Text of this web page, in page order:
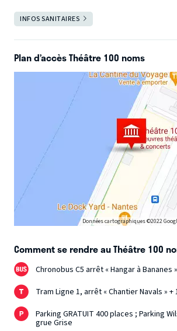
Salle ouverte
INFOS SANITAIRES
Plan d’accès Théâtre 100 noms
Données cartographiques ©2022
Comment se rendre au Théâtre 100
Chronobus C5 arrêt « Hangar à Bananes »
Tram Ligne 1, arrêt « Chantier Navals » +
Parking GRATUIT 400 places ; Parking
grue Grise